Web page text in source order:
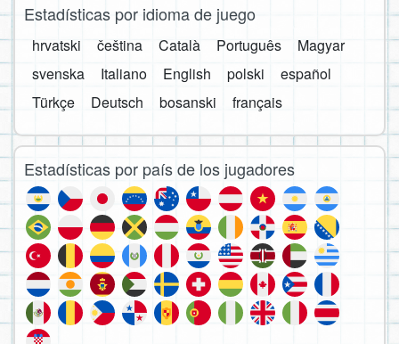
Estadísticas por idioma de juego
hrvatski čeština Català Português
Magyar
svenska
Italiano English polski
español
Türkçe
Deutsch bosanski français
Estadísticas por país de los jugadores